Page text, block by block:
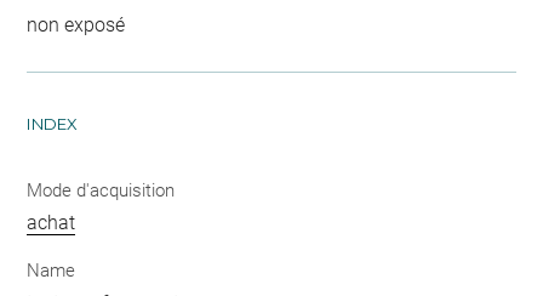
non exposé
INDEX
Mode d'acquisition
achat
Name